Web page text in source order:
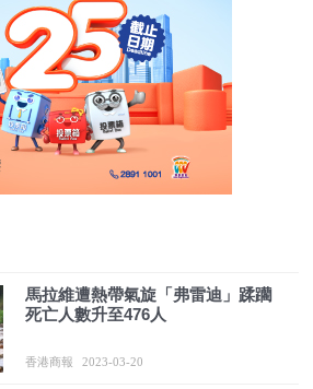
馬拉維遭熱帶氣旋「弗雷迪」蹂躪
死亡人數升至476人
香港商報 2023-03-20